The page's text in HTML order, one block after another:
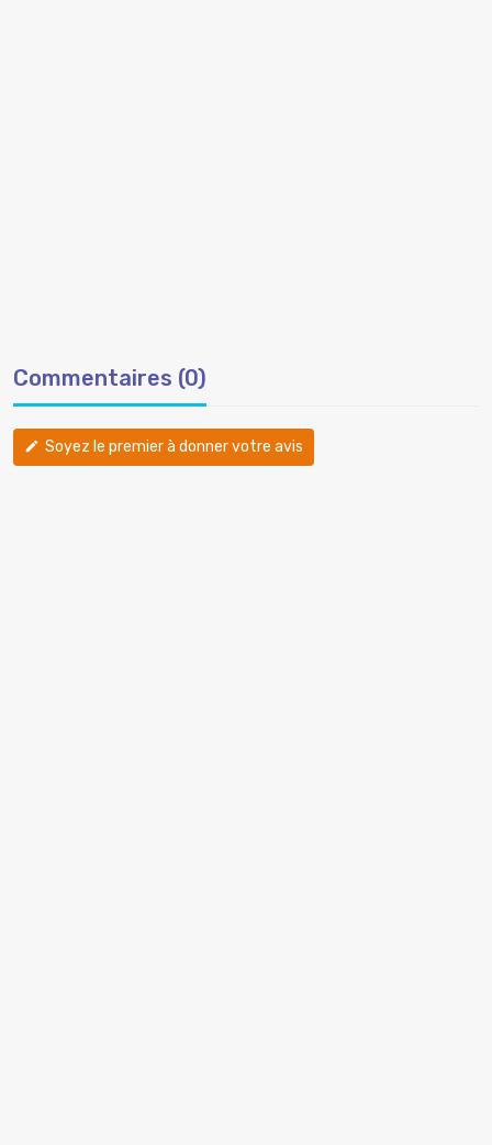
Commentaires (0)
edit Soyez le premier à donner votre avis